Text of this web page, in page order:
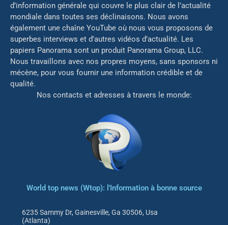
d’information générale qui couvre le plus clair de l’actualité
mondiale dans toutes ses déclinaisons. Nous avons
également une chaîne YouTube où nous vous proposons de
superbes interviews et d’autres vidéos d’actualité. Les
papiers Panorama sont un produit Panorama Group, LLC.
Nous travaillons avec nos propres moyens, sans sponsors ni
mécène, pour vous fournir une information crédible et de
qualité.
Nos contacts et adresses à travers le monde:
World top news (Wtop): l'Information à bonne source
6235 Sammy Dr, Gainesville, Ga 30506, Usa
(Atlanta)